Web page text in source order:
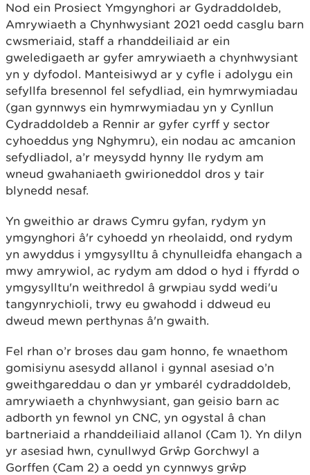
Nod ein Prosiect Ymgynghori ar Gydraddoldeb,
Amrywiaeth a Chynhwysiant 2021 oedd casglu barn
cwsmeriaid, staff a rhanddeiliaid ar ein
gweledigaeth ar gyfer amrywiaeth a chynhwysiant
yn y dyfodol. Manteisiwyd ar y cyfle i adolygu ein
sefyllfa bresennol fel sefydliad, ein hymrwymiadau
(gan gynnwys ein hymrwymiadau yn y Cynllun
Cydraddoldeb a Rennir ar gyfer cyrff y sector
cyhoeddus yng Nghymru), ein nodau ac amcanion
sefydliadol, a’r meysydd hynny lle rydym am
wneud gwahaniaeth gwirioneddol dros y tair
blynedd nesaf.
Yn gweithio ar draws Cymru gyfan, rydym yn
ymgynghori â'r cyhoedd yn rheolaidd, ond rydym
yn awyddus i ymgysylltu â chynulleidfa ehangach a
mwy amrywiol, ac rydym am ddod o hyd i ffyrdd o
ymgysylltu'n weithredol â grwpiau sydd wedi'u
tangynrychioli, trwy eu gwahodd i ddweud eu
dweud mewn perthynas â'n gwaith.
Fel rhan o’r broses dau gam honno, fe wnaethom
gomisiynu asesydd allanol i gynnal asesiad o’n
gweithgareddau o dan yr ymbarél cydraddoldeb,
amrywiaeth a chynhwysiant, gan geisio barn ac
adborth yn fewnol yn CNC, yn ogystal â chan
bartneriaid a rhanddeiliaid allanol (Cam 1). Yn dilyn
yr asesiad hwn, cynullwyd Grŵp Gorchwyl a
Gorffen (Cam 2) a oedd yn cynnwys grŵp